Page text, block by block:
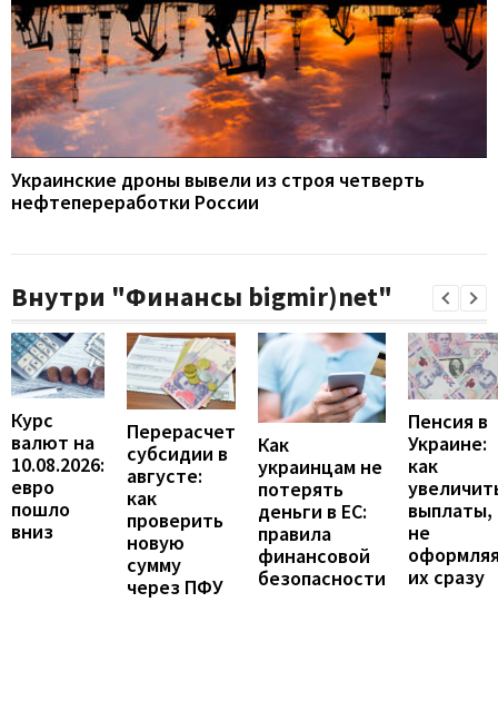
Украинские дроны вывели из строя четверть
нефтепереработки России
Внутри "Финансы bigmir)net"
Курс
валют на
10.08.2026:
евро
пошло
вниз
Перерасчет
субсидии в
августе:
как
проверить
новую
сумму
через ПФУ
Как
украинцам не
потерять
деньги в ЕС:
правила
финансовой
безопасности
Пенсия в
Украине:
как
выплаты,
не
их сразу